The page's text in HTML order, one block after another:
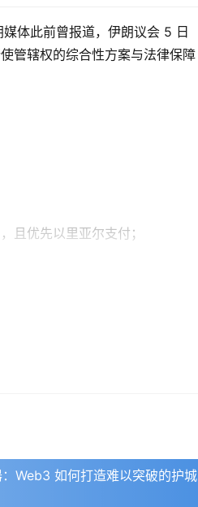
体此前曾报道，伊朗议会 5 日
管辖权的综合性方案与法律保障
且优先以里亚尔支付；
兹海峡，以色列船只被绝对禁止
向其船只发放通行许可。
上让步。
伊方日前派遣外长阿拉格齐访问
Web3 如何打造难以突破的护城